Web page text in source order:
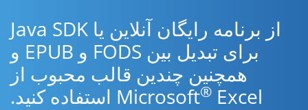
از برنامه رایگان آنلاین یا Java SDK
برای تبدیل بین FODS و EPUB و
همچنین چندین قالب محبوب از
Microsoft® Excel استفاده کنید.